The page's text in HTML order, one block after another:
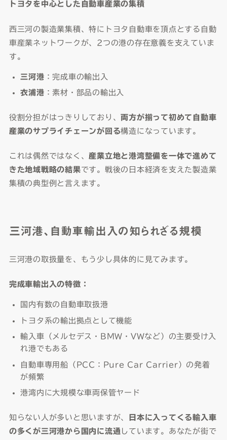
トヨタを中心とした自動車産業の集積
西三河の製造業集積、特にトヨタ自動車を頂点とする自動
車産業ネットワークが、2つの港の存在意義を支えていま
す。
三河港 ：完成車の輸出入
衣浦港 ：素材・部品の輸出入
役割分担がはっきりしており、両方が揃って初めて自動車
産業のサプライチェーンが回る構造になっています。
これは偶然ではなく、産業立地と港湾整備を一体で進めて
きた地域戦略の結果です。戦後の日本経済を支えた製造業
集積の典型例と言えます。
三河港、自動車輸出入の知られざる規模
三河港の取扱量を、もう少し具体的に見てみます。
完成車輸出入の特徴：
国内有数の自動車取扱港
トヨタ系の輸出拠点として機能
輸入車（メルセデス・BMW・VWなど）の主要受け入
れ港でもある
自動車専用船（PCC：Pure Car Carrier）の発着
が頻繁
港湾内に大規模な車両保管ヤード
知らない人が多いと思いますが、
日本に入ってくる輸入車
の多くが三河港から国内に流通 しています。あなたが街で